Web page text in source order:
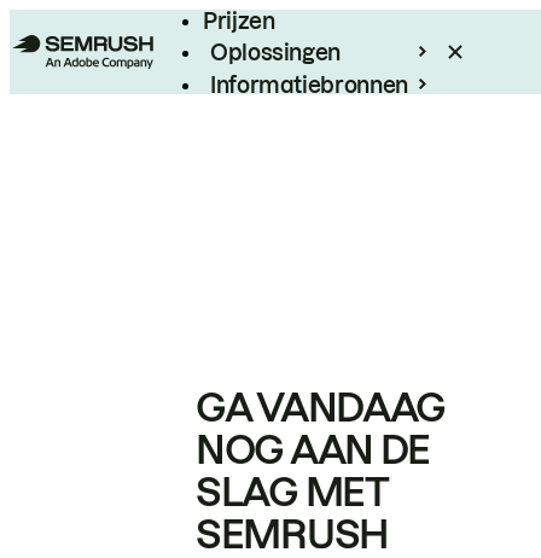
Prijzen
Oplossingen
Informatiebronnen
GA VANDAAG
NOG AAN DE
SLAG MET
SEMRUSH